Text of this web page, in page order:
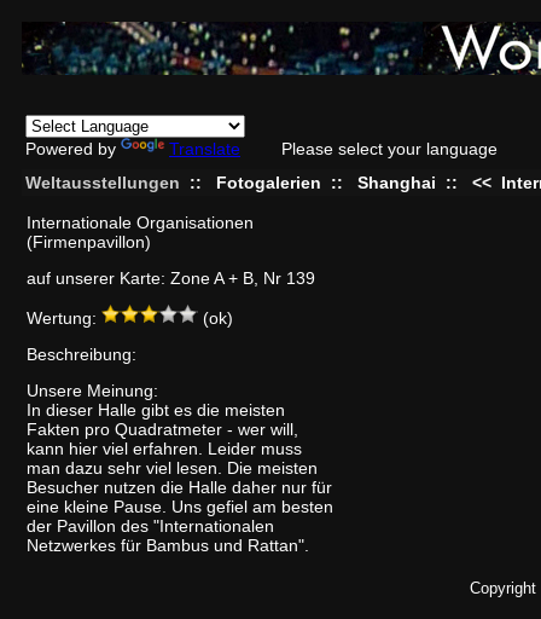
Powered by Translate
Please select your language
Weltausstellungen
:: Fotogalerien :: Shanghai :: <<
Internationale Organisationen
(Firmenpavillon)
auf unserer Karte: Zone A + B, Nr 139
Wertung:
(ok)
Beschreibung:
Unsere Meinung:
In dieser Halle gibt es die meisten
Fakten pro Quadratmeter - wer will,
kann hier viel erfahren. Leider muss
man dazu sehr viel lesen. Die meisten
Besucher nutzen die Halle daher nur für
eine kleine Pause. Uns gefiel am besten
der Pavillon des "Internationalen
Netzwerkes für Bambus und Rattan".